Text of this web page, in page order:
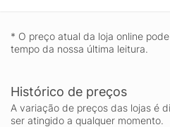
* O preço atual da loja online
tempo da nossa última leitura.
Histórico de preços
A variação de preços das lojas é
ser atingido a qualquer momento.